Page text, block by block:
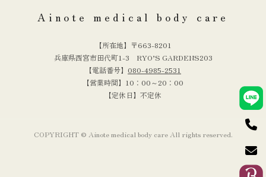
Ainote medical body care
【所在地】〒663-8201
兵庫県西宮市田代町1-3 RYO’S GARDENS203
【電話番号】 080-4985-2531
【営業時間】10：00～20：00
【定休日】不定休
COPYRIGHT © Ainote medical body care All rights reserved.